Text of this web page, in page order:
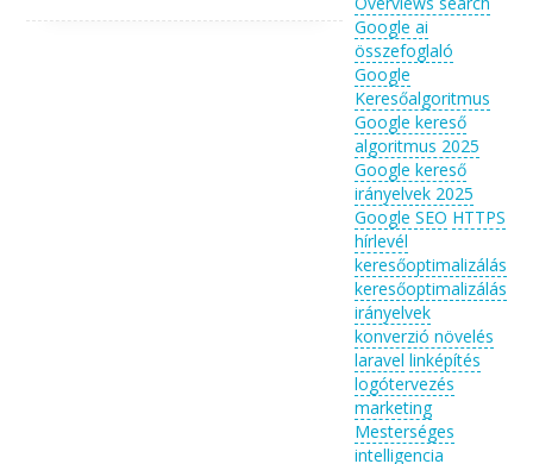
Google ai
összefoglaló
Google
Keresőalgoritmus
Google kereső
algoritmus 2025
Google kereső
irányelvek 2025
Google SEO HTTPS
hírlevél
keresőoptimalizálás
keresőoptimalizálás
irányelvek
konverzió növelés
laravel linképítés
logótervezés
marketing
Mesterséges
intelligencia